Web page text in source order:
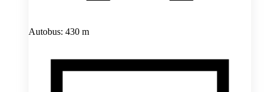
Autobus: 430 m